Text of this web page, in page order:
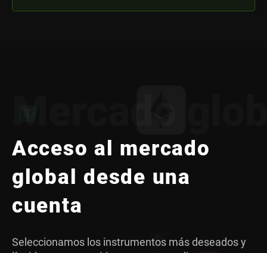
Acceso al mercado
global desde una
cuenta
Seleccionamos los instrumentos más deseados y